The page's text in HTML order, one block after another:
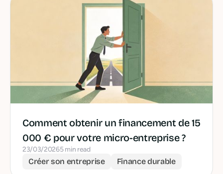
Comment obtenir un financement de 15
000 € pour votre micro-entreprise ?
23/03/20265 min read
Créer son entreprise Finance durable